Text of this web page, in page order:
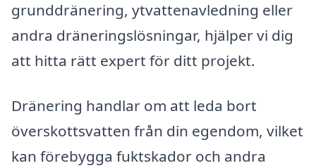
grunddränering, ytvattenavledning eller
andra dräneringslösningar, hjälper vi dig
att hitta rätt expert för ditt projekt.
Dränering handlar om att leda bort
överskottsvatten från din egendom, vilket
kan förebygga fuktskador och andra